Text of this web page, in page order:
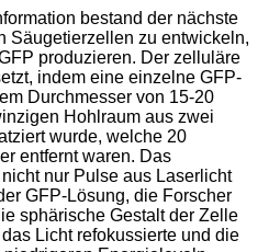
bestand der nächste
Säugetierzellen zu entwickeln,
produzieren. Der zelluläre
indem eine einzelne GFP-
Durchmesser von 15-20
Hohlraum aus zwei
wurde, welche 20
entfernt waren. Das
nur Pulse aus Laserlicht
GFP-Lösung, die Forscher
sphärische Gestalt der Zelle
Licht refokussierte und die